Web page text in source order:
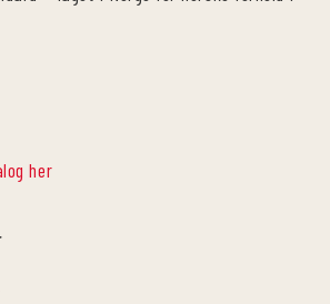
her